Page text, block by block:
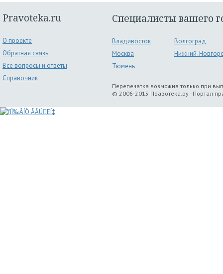
Pravoteka.ru
О проекте
Обратная связь
Все вопросы и ответы
Справочник
Специалисты вашего
Владивосток
Волгоград
Москва
Нижний-
Тюмень
Перепечатка возможна только при
© 2006-2015 Правотека.ру - Портал